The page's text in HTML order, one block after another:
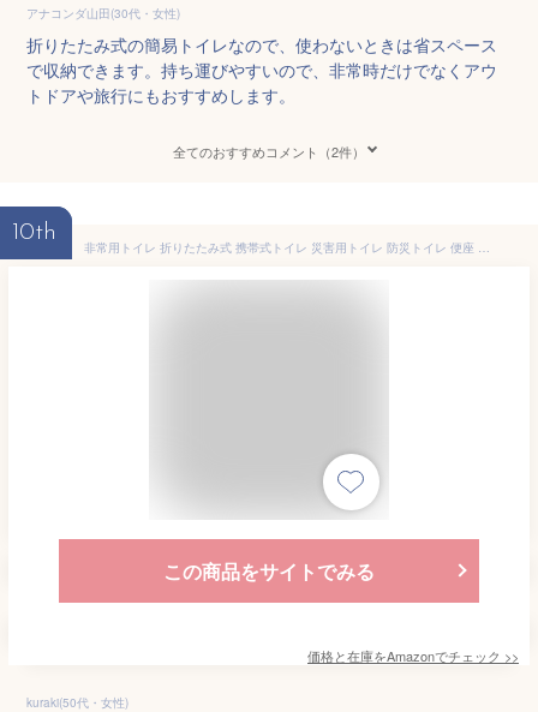
アナコンダ山田(30代・女性)
折りたたみ式の簡易トイレなので、使わないときは省スペース
で収納できます。持ち運びやすいので、非常時だけでなくアウ
トドアや旅行にもおすすめします。
全てのおすすめコメント（2件）
10th
非常用トイレ 折りたたみ式 携帯式トイレ 災害用トイレ 防災トイレ 便座 簡易トイレ 凝固剤12個/処理袋12枚付き 収納袋付き (ブラック)
この商品をサイトでみる
価格と在庫をAmazonでチェック >>
kuraki(50代・女性)